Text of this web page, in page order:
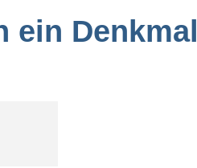
ein Denkmal